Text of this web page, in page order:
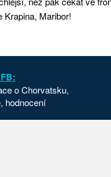
Krapina, Maribor!
o Chorvatsku,
hodnocení
Cesta